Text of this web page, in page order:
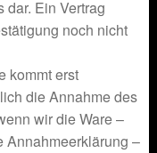
dar. Ein Vertrag
noch nicht
kommt erst
die Annahme des
wir die Ware –
Annahmeerklärung –